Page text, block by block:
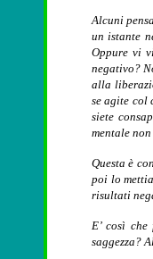
Alcuni
un istante
Oppure vi
negativo?
alla
se agite col
siete
mentale
Questa è
poi lo
risultati
E’ così
saggezza?